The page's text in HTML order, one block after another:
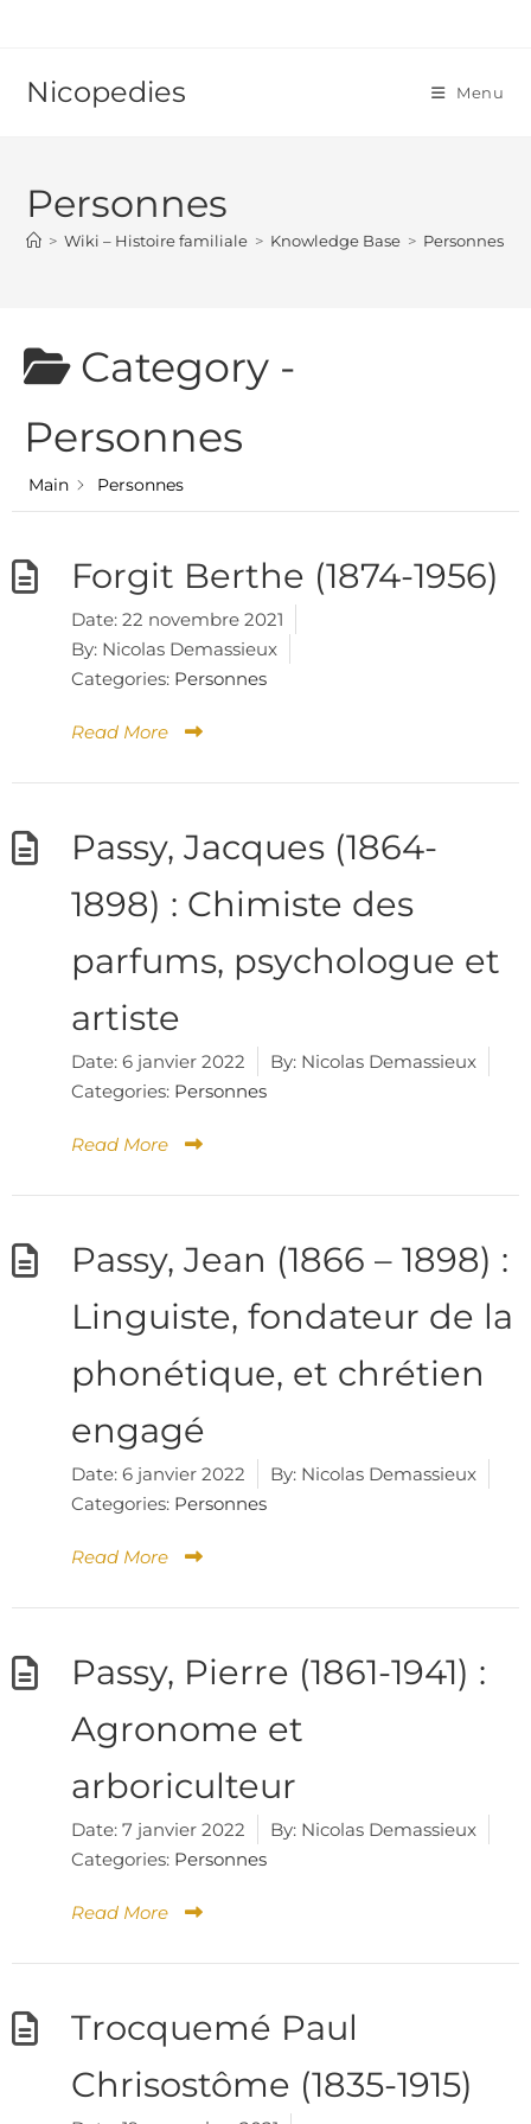
Nicopedies Menu
Personnes
> Wiki – Histoire familiale > Knowledge Base > Personnes
Category -
Personnes
Main Personnes
Forgit Berthe (1874-1956)
Date: 22 novembre 2021
By: Nicolas Demassieux
Categories: Personnes
Read More
Passy, Jacques (1864-
1898) : Chimiste des
parfums, psychologue et
artiste
Date: 6 janvier 2022 By: Nicolas Demassieux
Categories: Personnes
Read More
Passy, Jean (1866 – 1898) :
Linguiste, fondateur de la
phonétique, et chrétien
engagé
Date: 6 janvier 2022 By: Nicolas Demassieux
Categories: Personnes
Read More
Passy, Pierre (1861-1941) :
Agronome et
arboriculteur
Date: 7 janvier 2022 By: Nicolas Demassieux
Categories: Personnes
Read More
Trocquemé Paul
Chrisostôme (1835-1915)